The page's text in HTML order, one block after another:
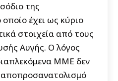
της
έχει ως κύριο
στοιχεία από τους
Αυγής. Ο λόγος
ΜΜΕ δεν
αποπροσανατολισμό